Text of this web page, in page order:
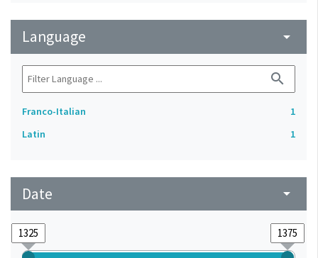
Language arrow_drop_down
search
Franco-Italian
1
Latin
1
Date arrow_drop_down